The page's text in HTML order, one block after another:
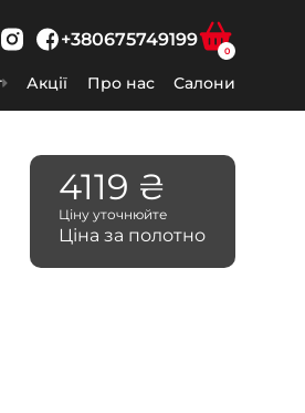
+380675749199
0
Акції Про нас Салони
4119 ₴
Ціну уточнюйте
Ціна за полотно